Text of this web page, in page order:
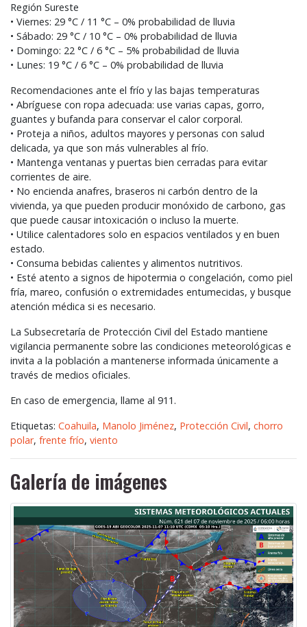
Región Sureste
• Viernes: 29 °C / 11 °C – 0% probabilidad de lluvia
• Sábado: 29 °C / 10 °C – 0% probabilidad de lluvia
• Domingo: 22 °C / 6 °C – 5% probabilidad de lluvia
• Lunes: 19 °C / 6 °C – 0% probabilidad de lluvia
Recomendaciones ante el frío y las bajas temperaturas
• Abríguese con ropa adecuada: use varias capas, gorro,
guantes y bufanda para conservar el calor corporal.
• Proteja a niños, adultos mayores y personas con salud
delicada, ya que son más vulnerables al frío.
• Mantenga ventanas y puertas bien cerradas para evitar
corrientes de aire.
• No encienda anafres, braseros ni carbón dentro de la
vivienda, ya que pueden producir monóxido de carbono, gas
que puede causar intoxicación o incluso la muerte.
• Utilice calentadores solo en espacios ventilados y en buen
estado.
• Consuma bebidas calientes y alimentos nutritivos.
• Esté atento a signos de hipotermia o congelación, como piel
fría, mareo, confusión o extremidades entumecidas, y busque
atención médica si es necesario.
La Subsecretaría de Protección Civil del Estado mantiene
vigilancia permanente sobre las condiciones meteorológicas e
invita a la población a mantenerse informada únicamente a
través de medios oficiales.
En caso de emergencia, llame al 911.
Etiquetas: Coahuila, Manolo Jiménez, Protección Civil, chorro
polar, frente frío, viento
Galería de imágenes